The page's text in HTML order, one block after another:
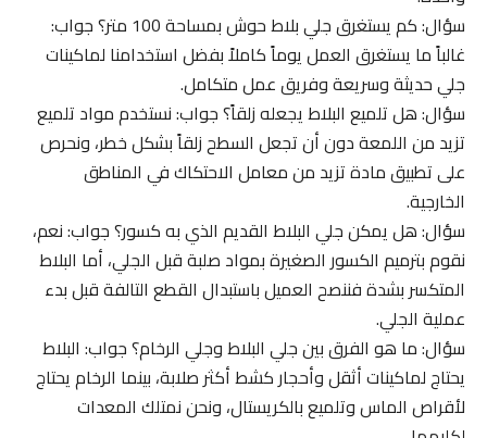
سؤال: كم يستغرق جلي بلاط حوش بمساحة 100 متر؟ جواب:
غالباً ما يستغرق العمل يوماً كاملاً بفضل استخدامنا لماكينات
جلي حديثة وسريعة وفريق عمل متكامل.
سؤال: هل تلميع البلاط يجعله زلقاً؟ جواب: نستخدم مواد تلميع
تزيد من اللمعة دون أن تجعل السطح زلقاً بشكل خطر، ونحرص
على تطبيق مادة تزيد من معامل الاحتكاك في المناطق
الخارجية.
سؤال: هل يمكن جلي البلاط القديم الذي به كسور؟ جواب: نعم،
نقوم بترميم الكسور الصغيرة بمواد صلبة قبل الجلي، أما البلاط
المتكسر بشدة فننصح العميل باستبدال القطع التالفة قبل بدء
عملية الجلي.
سؤال: ما هو الفرق بين جلي البلاط وجلي الرخام؟ جواب: البلاط
يحتاج لماكينات أثقل وأحجار كشط أكثر صلابة، بينما الرخام يحتاج
لأقراص الماس وتلميع بالكريستال، ونحن نمتلك المعدات